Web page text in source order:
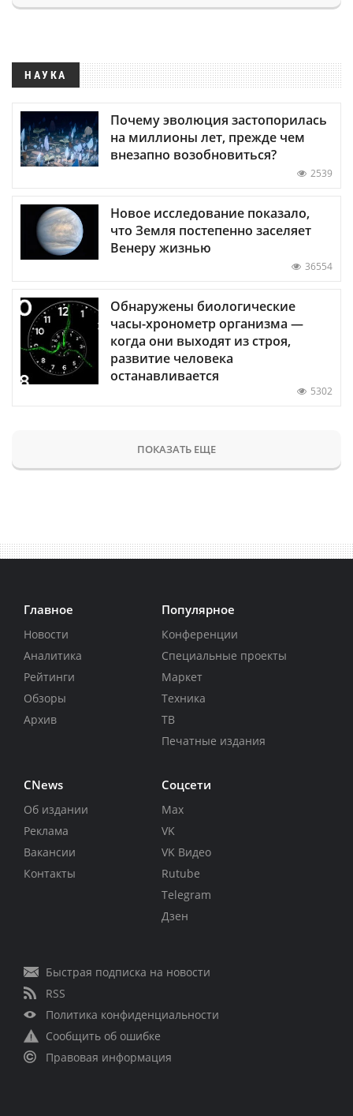
НАУКА
Почему эволюция застопорилась
на миллионы лет, прежде чем
внезапно возобновиться?
2539
Новое исследование показало,
что Земля постепенно заселяет
Венеру жизнью
36554
Обнаружены биологические
часы-хронометр организма —
когда они выходят из строя,
развитие человека
останавливается
5302
ПОКАЗАТЬ ЕЩЕ
Главное
Новости
Аналитика
Рейтинги
Обзоры
Архив
Популярное
Конференции
Специальные проекты
Маркет
Техника
ТВ
Печатные издания
CNews
Об издании
Реклама
Вакансии
Контакты
Соцсети
Max
VK
VK Видео
Rutube
Telegram
Дзен
Быстрая подписка на новости
RSS
Политика конфиденциальности
Сообщить об ошибке
Правовая информация